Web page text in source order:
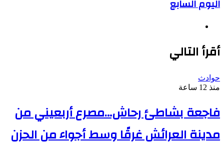
اليوم السابع
أقرأ التالي
حوادث
منذ 12 ساعة
فاجعة بشاطئ رحاش…مصرع أربعيني من
مدينة العرائش غرقًا وسط أجواء من الحزن